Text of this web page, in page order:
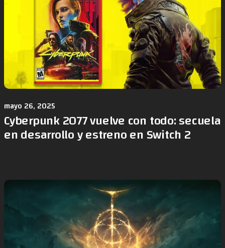
mayo 26, 2025
Cyberpunk 2077 vuelve con todo: secuela
en desarrollo y estreno en Switch 2